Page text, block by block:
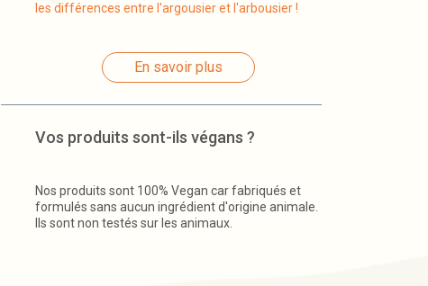
les différences entre l'argousier et l'arbousier !
En savoir plus
Vos produits sont-ils végans ?
Nos produits sont 100% Vegan car fabriqués et
formulés sans aucun ingrédient d'origine animale.
Ils sont non testés sur les animaux.